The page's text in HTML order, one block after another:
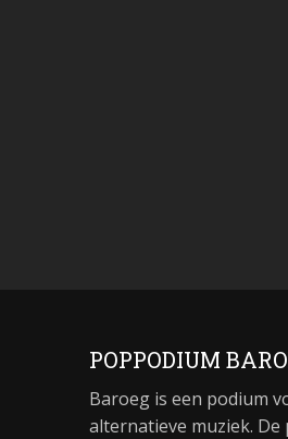
POPPODIUM
Baroeg is een podium
alternatieve muziek.